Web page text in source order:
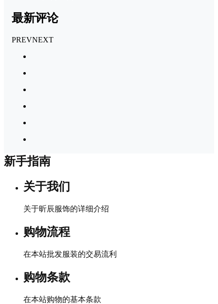
最新评论
PREVNEXT
新手指南
关于我们
关于昕辰服饰的详细介绍
购物流程
在本站批发服装的交易流利
购物条款
在本站购物的基本条款